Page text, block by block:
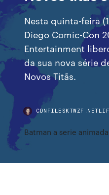
Nesta quinta-feira
Diego Comic-Con
Entertainment
da sua nova série
Novos Titãs.
Batman a serie